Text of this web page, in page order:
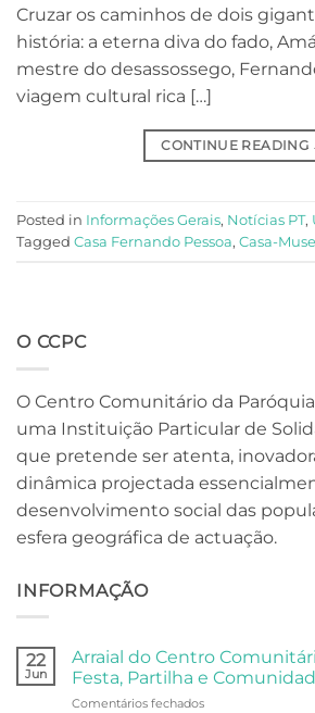
Cruzar os caminhos de dois
história: a eterna diva do fado,
mestre do desassossego,
viagem cultural rica […]
CONTINUE READING
Posted in Informações Gerais, Notícias PT,
Tagged Casa Fernando Pessoa, Casa-
O CCPC
O Centro Comunitário da
uma Instituição Particular de
que pretende ser atenta,
dinâmica projectada
desenvolvimento social das
esfera geográfica de actuação.
INFORMAÇÃO
22
Jun
Arraial do Centro
Festa, Partilha e
Comentários fechadosem